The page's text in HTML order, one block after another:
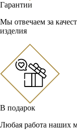
Гарантии
Мы отвечаем за
изделия
В подарок
Любая работа наших